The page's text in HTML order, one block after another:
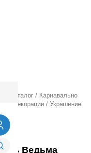
каталог / Карнавально
Декорации / Украшение
Ведьма